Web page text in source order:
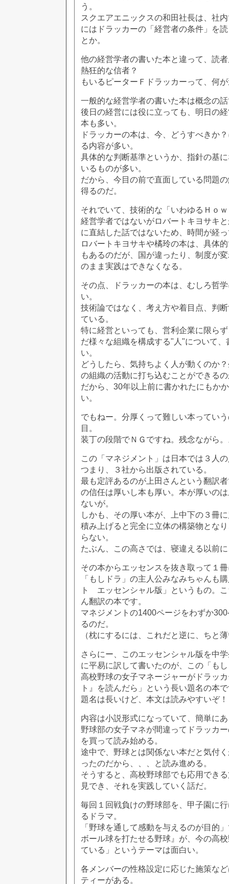
う。
スクエアエニックスの和田社長は、社
にはドラッカーの「経営者の条件」を
とか。
他の経営学者の書いた本と違って、読
熱狂的な信者？
もいるピーターＦドラッカーって、何
一般的な経営学者の書いた本は概念の
後日の経営には役に立っても、明日の
本も多い。
ドラッカーの本は、今、どうすべきか
る内容が多い。
具体的な判断基準というか、指針の基
いるものが多い。
だから、今目の前で直面している問題
得るのだ。
それでいて、技術的な「いわゆるＨｏ
経営学者ではないがロバートキヨサキ
に直結した話ではないため、時間が経
ロバートキヨサキや橘玲の本は、具体
もあるのだが、国が違ったり、制度が
のまま実践はできなくなる。
その点、ドラッカーの本は、むしろ哲
い。
技術論ではなく、考え方や着目点、判
ている。
特に経営といっても、営利企業に限ら
だ様々な組織を構成する"人"について
い。
どうしたら、気持ちよく人が動くのか
の組織の活動に打ち込むことができる
だから、30年以上前に書かれたにもか
い。
でもねー。分厚くって難しい本ってい
目。
装丁の段階でＮＧですね。残念ながら
この「マネジメント」は日本では３人
つまり、３社から出版されている。
最も定評あるのが上田さんという翻訳
の信任は厚いし本も厚い。本が厚いの
ないが。
しかも、その厚い本が、上中下の３冊
積み上げると完全に立体の構築物とな
らない。
たぶん、この高さでは、寝違える以前
その本からエッセンスを抜き取って１
「もしドラ」の主人公みなみちゃんも
ト エッセンシャル版」というもの。
ん翻訳の本です。
マネジメントの1400ページをわずか
るのだ。
（枕にするには、これだと逆に、ちと
さらにー、このエッセンシャル版を中
に平易に訳して書いたのが、この「も
高校野球の女子マネージャーがドラッ
ト』を読んだら」という長い題名の本
題名は長いけど、本文は読みやすいぞ！
内容は小説形式になっていて、簡単に
野球部の女子マネが間違ってドラッカ
を買って読み始める。
途中で、野球とは関係ない本だと気付
ったのだから、、、と読み進める。
そうすると、高校野球部でも応用でき
見でき、それを実践していく話だ。
毎回１回戦負けの野球部を、甲子園に
るドラマ。
「野球を通して感動を与えるのが目的
ボール球を打たせる野球』が、今の高
ている」というテーマは面白い。
各メンバーの性格設定に応じた施策な
ティーがある。